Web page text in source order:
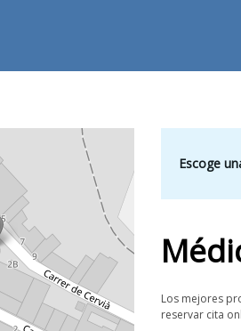
Escoge
Los mejores
reservar cita